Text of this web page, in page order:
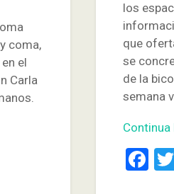
coma,
el
Carla
los
que
se
de la
semana